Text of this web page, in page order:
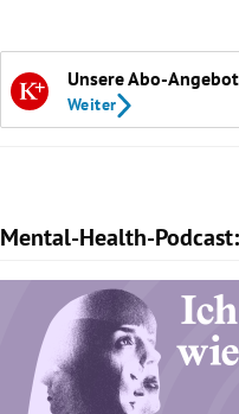
Unsere Abo-
Weiter
Mental-Health-
Slide 1 von 7